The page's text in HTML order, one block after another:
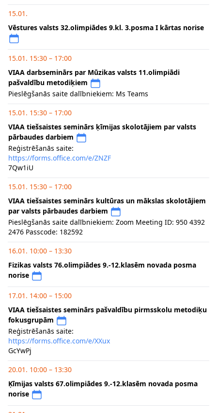
15.01.
Vēstures valsts 32.olimpiādes 9.kl. 3.posma I kārtas norise
15.01. 15:30 – 17:00
VIAA darbseminārs par Mūzikas valsts 11.olimpiādi
pašvaldību metodiķiem
Pieslēgšanās saite dalībniekiem: Ms Teams
15.01. 15:30 – 17:00
VIAA tiešsaistes seminārs ķīmijas skolotājiem par valsts
pārbaudes darbiem
Reģistrēšanās saite:
https://forms.office.com/e/ZNZF
7Qw1iU
15.01. 15:30 – 17:00
VIAA tiešsaistes seminārs kultūras un mākslas skolotājiem
par valsts pārbaudes darbiem
Pieslēgšanās saite dalībniekiem: Zoom Meeting ID: 950 4392
2476 Passcode: 182592
16.01. 10:00 – 13:30
Fizikas valsts 76.olimpiādes 9.-12.klasēm novada posma
norise
17.01. 14:00 – 15:00
VIAA tiešsaistes seminārs pašvaldību pirmsskolu metodiķu
fokusgrupām
Reģistrēšanās saite:
https://forms.office.com/e/XXux
GcYwPj
20.01. 10:00 – 13:30
Ķīmijas valsts 67.olimpiādes 9.-12.klasēm novada posma
norise